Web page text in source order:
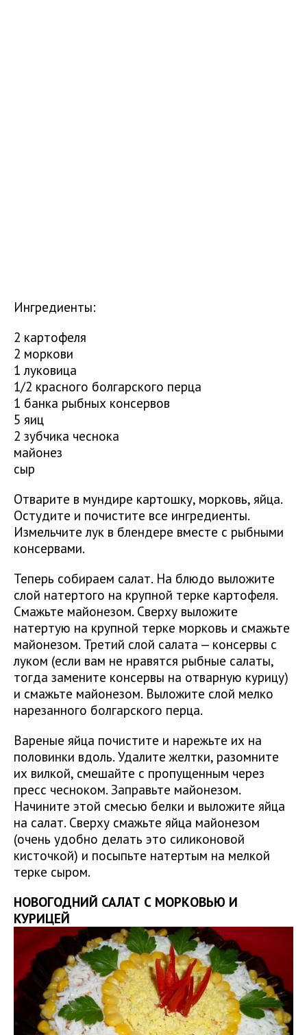
Ингредиенты:
2 картофеля
2 моркови
1 луковица
1/2 красного болгарского перца
1 банка рыбных консервов
5 яиц
2 зубчика чеснока
майонез
сыр
Отварите в мундире картошку, морковь, яйца.
Остудите и почистите все ингредиенты.
Измельчите лук в блендере вместе с рыбными
консервами.
Теперь собираем салат. На блюдо выложите
слой натертого на крупной терке картофеля.
Смажьте майонезом. Сверху выложите
натертую на крупной терке морковь и смажьте
майонезом. Третий слой салата — консервы с
луком (если вам не нравятся рыбные салаты,
тогда замените консервы на отварную курицу)
и смажьте майонезом. Выложите слой мелко
нарезанного болгарского перца.
Вареные яйца почистите и нарежьте их на
половинки вдоль. Удалите желтки, разомните
их вилкой, смешайте с пропущенным через
пресс чесноком. Заправьте майонезом.
Начините этой смесью белки и выложите яйца
на салат. Сверху смажьте яйца майонезом
(очень удобно делать это силиконовой
кисточкой) и посыпьте натертым на мелкой
терке сыром.
НОВОГОДНИЙ САЛАТ С МОРКОВЬЮ И
КУРИЦЕЙ